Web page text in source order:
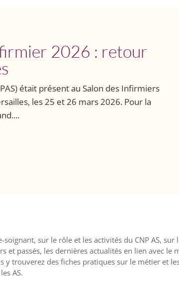
2026 : retour
était présent au Salon des Infirmiers
les 25 et 26 mars 2026. Pour la
soignant, sur le rôle et les activités du CNP AS, sur
et passés, les dernières actualités en lien avec le
y trouverez des fiches pratiques sur le métier et
AS.